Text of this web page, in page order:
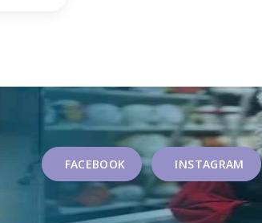
FACEBOOK INSTAGRAM